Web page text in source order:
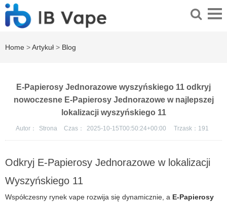
Home >Artykuł > Blog
E-Papierosy Jednorazowe wyszyńskiego 11 odkryj
nowoczesne E-Papierosy Jednorazowe w najlepszej
lokalizacji wyszyńskiego 11
Autor： Strona Czas： 2025-10-15T00:50:24+00:00 Trzask： 191
Odkryj E-Papierosy Jednorazowe w lokalizacji
Wyszyńskiego 11
Współczesny rynek vape rozwija się dynamicznie, a E-Papierosy